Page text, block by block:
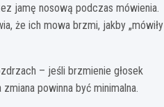
jamę nosową podczas mówienia.
że ich mowa brzmi, jakby „mówiły
– jeśli brzmienie głosek
powinna być minimalna.